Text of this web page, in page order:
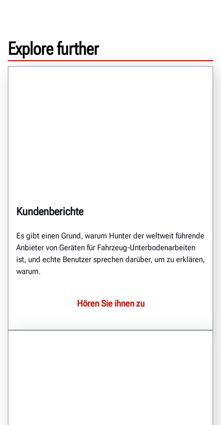
Explore further
Kundenberichte
Es gibt einen Grund, warum Hunter der weltweit führende
Anbieter von Geräten für Fahrzeug-Unterbodenarbeiten
ist, und echte Benutzer sprechen darüber, um zu erklären,
warum.
Hören Sie ihnen zu